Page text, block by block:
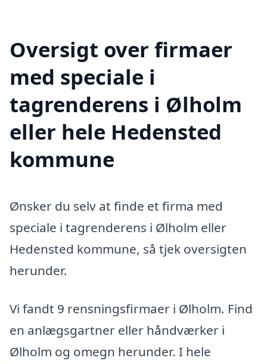
Oversigt over firmaer
med speciale i
tagrenderens i Ølholm
eller hele Hedensted
kommune
Ønsker du selv at finde et firma med
speciale i tagrenderens i Ølholm eller
Hedensted kommune, så tjek oversigten
herunder.
Vi fandt 9 rensningsfirmaer i Ølholm. Find
en anlægsgartner eller håndværker i
Ølholm og omegn herunder. I hele